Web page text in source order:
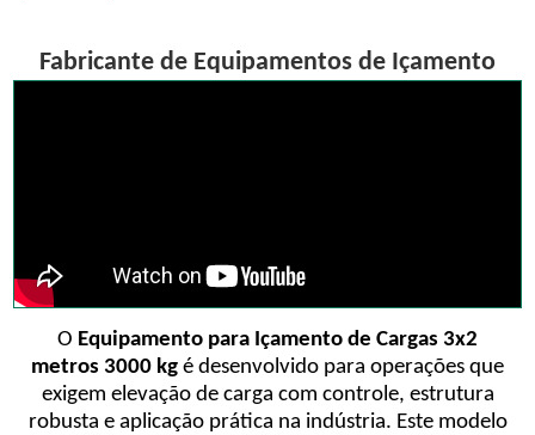
Fabricante de Equipamentos de Içamento
O Equipamento para Içamento de Cargas 3x2
metros 3000 kg é desenvolvido para operações que
exigem elevação de carga com controle, estrutura
robusta e aplicação prática na indústria. Este modelo